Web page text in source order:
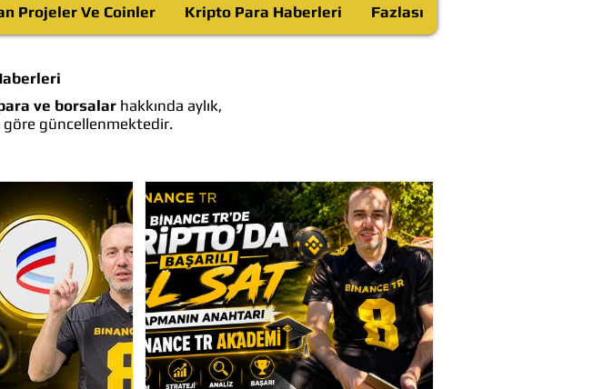
Projeler Ve Coinler Kripto Para Haberleri Fazlası
ve borsalarhakkında aylık,
güncellenmektedir.